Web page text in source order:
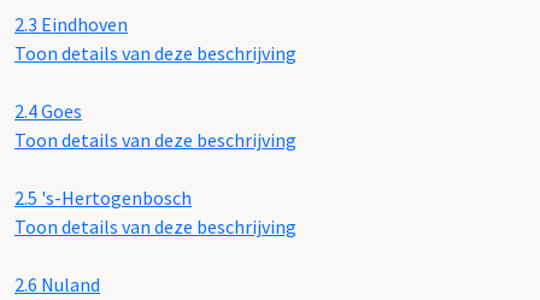
2.3 Eindhoven
Toon details van deze beschrijving
2.4Goes
Toon details van deze beschrijving
2.5 's-Hertogenbosch
Toon details van deze beschrijving
2.6 Nuland